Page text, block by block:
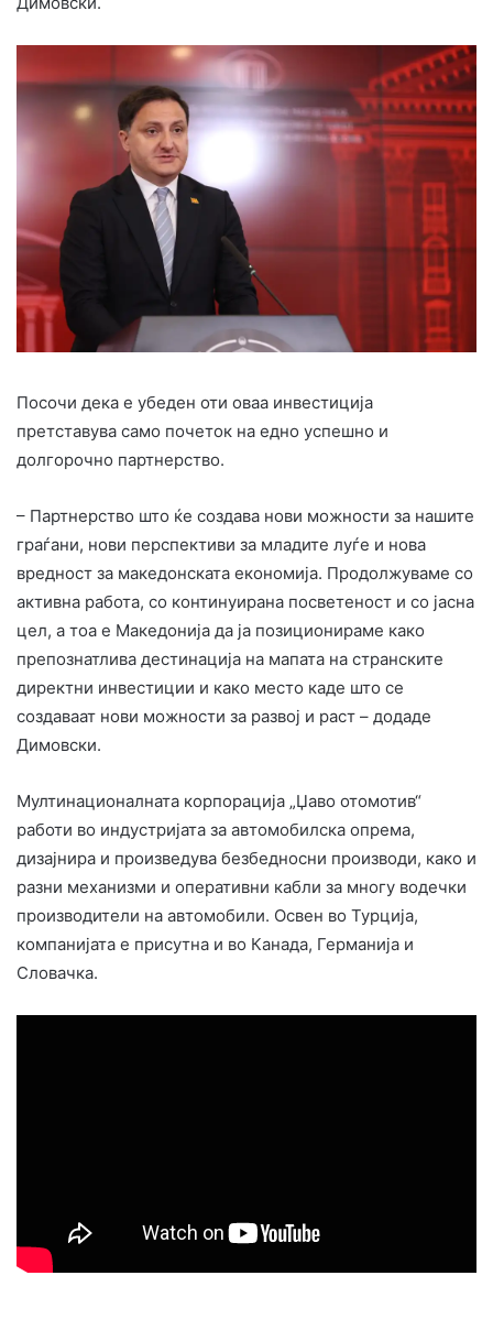
Посочи дека е убеден оти оваа инвестиција
претставува само почеток на едно успешно и
долгорочно партнерство.
– Партнерство што ќе создава нови можности за нашите
граѓани, нови перспективи за младите луѓе и нова
вредност за македонската економија. Продолжуваме со
активна работа, со континуирана посветеност и со јасна
цел, а тоа е Македонија да ја позиционираме како
препознатлива дестинација на мапата на странските
директни инвестиции и како место каде што се
создаваат нови можности за развој и раст – додаде
Димовски.
Мултинационалната корпорација „Џаво отомотив“
работи во индустријата за автомобилска опрема,
дизајнира и произведува безбедносни производи, како и
разни механизми и оперативни кабли за многу водечки
производители на автомобили. Освен во Турција,
компанијата е присутна и во Канада, Германија и
Словачка.